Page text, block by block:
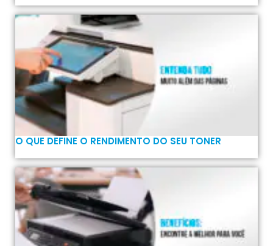
O QUE DEFINE O RENDIMENTO DO SEU TONER